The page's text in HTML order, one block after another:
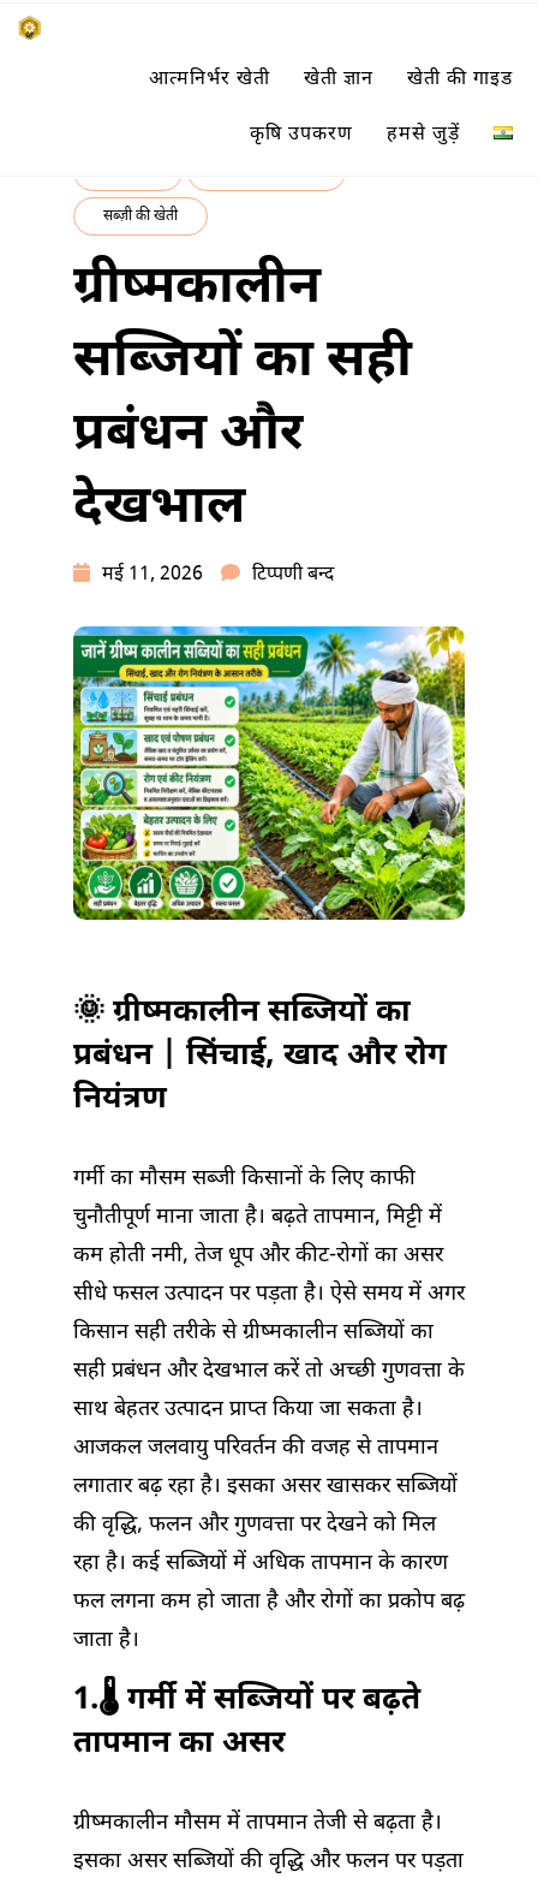
SUBSISTENCE FARMING
किसानों के साथ, किसानों के लिए
आत्मनिर्भर खेती खेती ज्ञान खेती की गाइड
कृषि उपकरण हमसे जुड़ें
सब्ज़ी की खेती
ग्रीष्मकालीन
सब्जियों का सही
प्रबंधन और
देखभाल
मई 11, 2026 टिप्पणी बन्दग्रीष्मकालीन
का
सही
प्रबंधन
और
देखभाल
में
🌞 ग्रीष्मकालीन सब्जियों का
प्रबंधन | सिंचाई, खाद और रोग
नियंत्रण
गर्मी का मौसम सब्जी किसानों के लिए काफी
चुनौतीपूर्ण माना जाता है। बढ़ते तापमान, मिट्टी में
कम होती नमी, तेज धूप और कीट-रोगों का असर
सीधे फसल उत्पादन पर पड़ता है। ऐसे समय में अगर
किसान सही तरीके से ग्रीष्मकालीन सब्जियों का
सही प्रबंधन और देखभाल करें तो अच्छी गुणवत्ता के
साथ बेहतर उत्पादन प्राप्त किया जा सकता है।
आजकल जलवायु परिवर्तन की वजह से तापमान
लगातार बढ़ रहा है। इसका असर खासकर सब्जियों
की वृद्धि, फलन और गुणवत्ता पर देखने को मिल
रहा है। कई सब्जियों में अधिक तापमान के कारण
फल लगना कम हो जाता है और रोगों का प्रकोप बढ़
जाता है।
1.🌡️ गर्मी में सब्जियों पर बढ़ते
तापमान का असर
ग्रीष्मकालीन मौसम में तापमान तेजी से बढ़ता है।
इसका असर सब्जियों की वृद्धि और फलन पर पड़ता